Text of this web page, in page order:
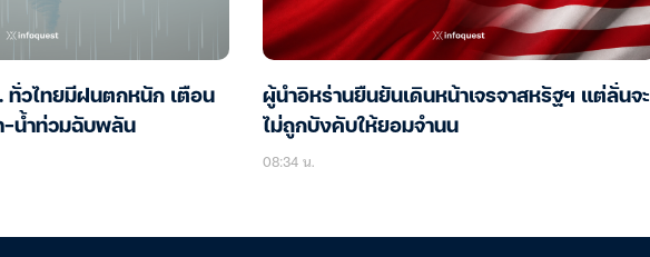
ทั่วไทยมีฝนตกหนัก เตือน
-น้ำท่วมฉับพลัน
ผู้นำอิหร่านยืนยันเดินหน้าเจรจาสหรัฐฯ แต่ลั่นจะ
ไม่ถูกบังคับให้ยอมจำนน
08:34 น.